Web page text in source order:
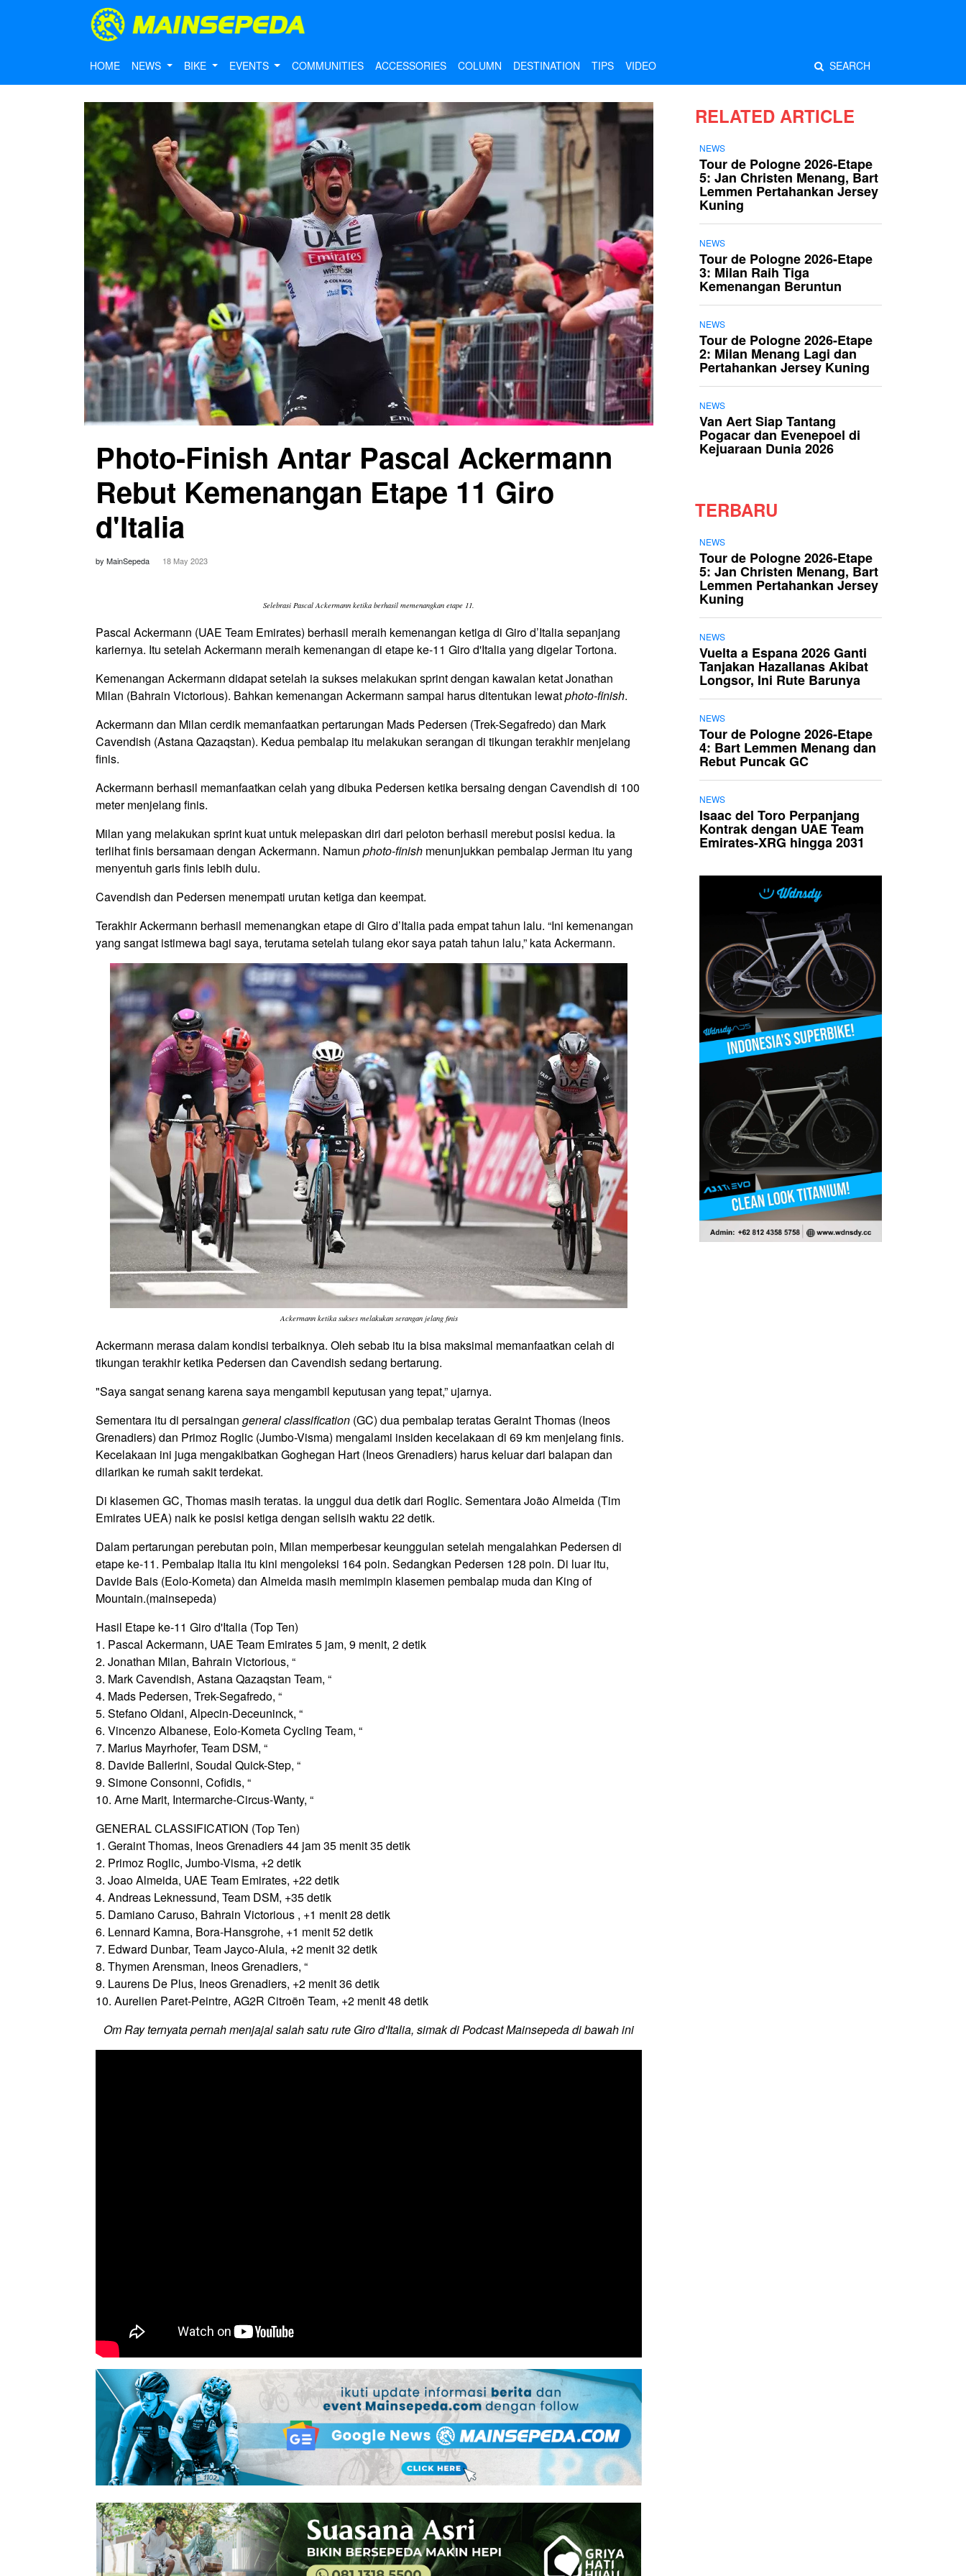
HOME NEWS BIKE EVENTS COMMUNITIES ACCESSORIES COLUMN DESTINATION TIPS VIDEO SEARCH
Photo-Finish Antar Pascal Ackermann
Rebut Kemenangan Etape 11 Giro
d'Italia
by MainSepeda 18 May 2023
Selebrasi Pascal Ackermann ketika berhasil memenangkan etape 11.
Pascal Ackermann (UAE Team Emirates) berhasil meraih kemenangan ketiga di Giro d’Italia sepanjang
kariernya. Itu setelah Ackermann meraih kemenangan di etape ke-11 Giro d'Italia yang digelar Tortona.
Kemenangan Ackermann didapat setelah ia sukses melakukan sprint dengan kawalan ketat Jonathan
Milan (Bahrain Victorious). Bahkan kemenangan Ackermann sampai harus ditentukan lewatphoto-finish.
Ackermann dan Milan cerdik memanfaatkan pertarungan Mads Pedersen (Trek-Segafredo) dan Mark
Cavendish (Astana Qazaqstan). Kedua pembalap itu melakukan serangan di tikungan terakhir menjelang
finis.
Ackermann berhasil memanfaatkan celah yang dibuka Pedersen ketika bersaing dengan Cavendish di 100
meter menjelang finis.
Milan yang melakukan sprint kuat untuk melepaskan diri dari peloton berhasil merebut posisi kedua. Ia
terlihat finis bersamaan dengan Ackermann. Namun photo-finish menunjukkan pembalap Jerman itu yang
menyentuh garis finis lebih dulu.
Cavendish dan Pedersen menempati urutan ketiga dan keempat.
Terakhir Ackermann berhasil memenangkan etape di Giro d’Italia pada empat tahun lalu. “Ini kemenangan
yang sangat istimewa bagi saya, terutama setelah tulang ekor saya patah tahun lalu,” kata Ackermann.
Ackermann ketika sukses melakukan serangan jelang finis
Ackermann merasa dalam kondisi terbaiknya. Oleh sebab itu ia bisa maksimal memanfaatkan celah di
tikungan terakhir ketika Pedersen dan Cavendish sedang bertarung.
"Saya sangat senang karena saya mengambil keputusan yang tepat,” ujarnya.
Sementara itu di persaingan general classification (GC) dua pembalap teratas Geraint Thomas (Ineos
Grenadiers) dan Primoz Roglic (Jumbo-Visma) mengalami insiden kecelakaan di 69 km menjelang finis.
Kecelakaan ini juga mengakibatkan Goghegan Hart (Ineos Grenadiers) harus keluar dari balapan dan
dilarikan ke rumah sakit terdekat.
Di klasemen GC, Thomas masih teratas. Ia unggul dua detik dari Roglic. Sementara João Almeida (Tim
Emirates UEA) naik ke posisi ketiga dengan selisih waktu 22 detik.
Dalam pertarungan perebutan poin, Milan memperbesar keunggulan setelah mengalahkan Pedersen di
etape ke-11. Pembalap Italia itu kini mengoleksi 164 poin. Sedangkan Pedersen 128 poin. Di luar itu,
Davide Bais (Eolo-Kometa) dan Almeida masih memimpin klasemen pembalap muda dan King of
Mountain.(mainsepeda)
Hasil Etape ke-11 Giro d'Italia (Top Ten)
1. Pascal Ackermann, UAE Team Emirates 5 jam, 9 menit, 2 detik
2. Jonathan Milan, Bahrain Victorious, “
3. Mark Cavendish, Astana Qazaqstan Team, “
4. Mads Pedersen, Trek-Segafredo, “
5. Stefano Oldani, Alpecin-Deceuninck, “
6. Vincenzo Albanese, Eolo-Kometa Cycling Team, “
7. Marius Mayrhofer, Team DSM, “
8. Davide Ballerini, Soudal Quick-Step, “
9. Simone Consonni, Cofidis, “
10. Arne Marit, Intermarche-Circus-Wanty, “
GENERAL CLASSIFICATION (Top Ten)
1. Geraint Thomas, Ineos Grenadiers 44 jam 35 menit 35 detik
2. Primoz Roglic, Jumbo-Visma, +2 detik
3. Joao Almeida, UAE Team Emirates, +22 detik
4. Andreas Leknessund, Team DSM, +35 detik
5. Damiano Caruso, Bahrain Victorious , +1 menit 28 detik
6. Lennard Kamna, Bora-Hansgrohe, +1 menit 52 detik
7. Edward Dunbar, Team Jayco-Alula, +2 menit 32 detik
8. Thymen Arensman, Ineos Grenadiers, “
9. Laurens De Plus, Ineos Grenadiers, +2 menit 36 detik
10. Aurelien Paret-Peintre, AG2R Citroën Team, +2 menit 48 detik
Om Ray ternyata pernah menjajal salah satu rute Giro d'Italia, simak di Podcast Mainsepeda di bawah ini
RELATED ARTICLE
NEWS
Tour de Pologne 2026-Etape
5: Jan Christen Menang, Bart
Lemmen Pertahankan Jersey
Kuning
NEWS
Tour de Pologne 2026-Etape
3: Milan Raih Tiga
Kemenangan Beruntun
NEWS
Tour de Pologne 2026-Etape
2: Milan Menang Lagi dan
Pertahankan Jersey Kuning
NEWS
Van Aert Siap Tantang
Pogacar dan Evenepoel di
Kejuaraan Dunia 2026
TERBARU
NEWS
Tour de Pologne 2026-Etape
5: Jan Christen Menang, Bart
Lemmen Pertahankan Jersey
Kuning
NEWS
Vuelta a Espana 2026 Ganti
Tanjakan Hazallanas Akibat
Longsor, Ini Rute Barunya
NEWS
Tour de Pologne 2026-Etape
4: Bart Lemmen Menang dan
Rebut Puncak GC
NEWS
Isaac del Toro Perpanjang
Kontrak dengan UAE Team
Emirates-XRG hingga 2031